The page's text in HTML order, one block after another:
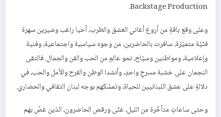
Backstage Production.
وعلى وقع باقةٍ من أروع أغاني العشق والطرب، أحيا راغب وشيرين سهرة
فنّيّة متميّزة، سافرت بالحاضرين، من وجوه سياسية واجتماعية، وفنية
وإعلامية، ومواطنين وسيّاح، نحو عالمٍ من الحب والفن والجمال. فالتقى
النجمان على خشبة مسرحٍ واحدٍ، وأنشدا الوطن والفرح والأمل والحب، في
دلالةٍ على عشق اللبنانيين للحياة، وتمسّكهم بوجه لبنان الثقافي والحضاري.
وحتى ساعاتٍ متأخّرة من الليل، غنّى ورقص الحاضرون، الذين غصّ بهم